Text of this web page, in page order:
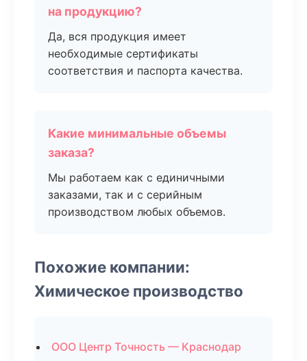
на продукцию?
Да, вся продукция имеет
необходимые сертификаты
соответствия и паспорта качества.
Какие минимальные объемы
заказа?
Мы работаем как с единичными
заказами, так и с серийным
производством любых объемов.
Похожие компании:
Химическое производство
ООО Центр Точность — Краснодар